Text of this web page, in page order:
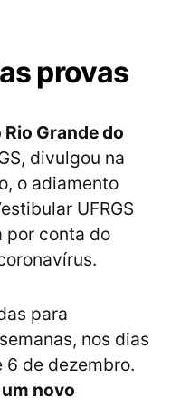
provas
Grande do
divulgou na
o adiamento
UFRGS
por conta do
para
nos dias
6 de dezembro.
novo